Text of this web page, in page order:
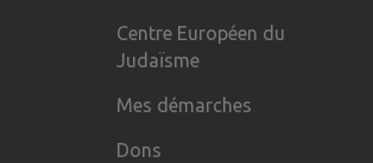
Centre Européen du
Judaïsme
Mes démarches
Dons